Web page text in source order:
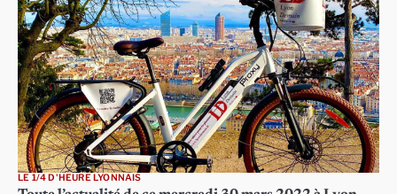
LE 1/4 D'HEURE LYONNAIS